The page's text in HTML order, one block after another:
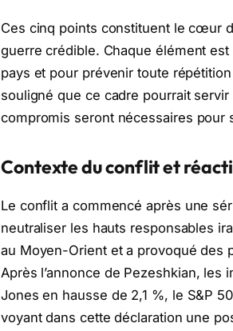
Ces cinq points constituent le cœur
guerre crédible. Chaque élément
pays et pour prévenir toute
souligné que ce cadre pourrait
compromis seront nécessaires pour
Contexte du conflit et
Le conflit a commencé après une
neutraliser les hauts responsables
au Moyen-Orient et a provoqué des
Après l’annonce de Pezeshkian,
Jones en hausse de 2,1 %, le S&P
voyant dans cette déclaration une